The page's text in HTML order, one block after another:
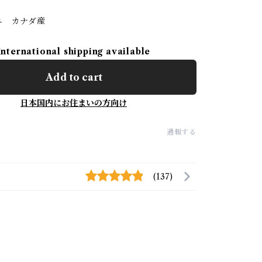
カナダ産
shipping available
Add to cart
日本国内にお住まいの方向け
通報する
(137)